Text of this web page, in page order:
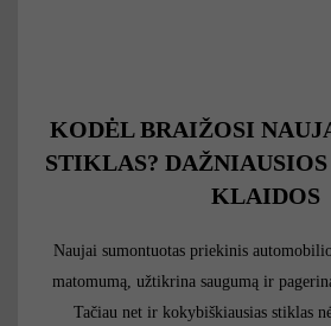
KODĖL BRAIŽOSI
STIKLAS?
KLAIDOS
Naujai sumontuotas priekinis
matomumą, užtikrina saugumą ir
Tačiau net ir kokybiškiausias stiklas